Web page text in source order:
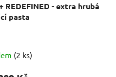
REDEFINED - extra hrubá
pasta
(2 ks)